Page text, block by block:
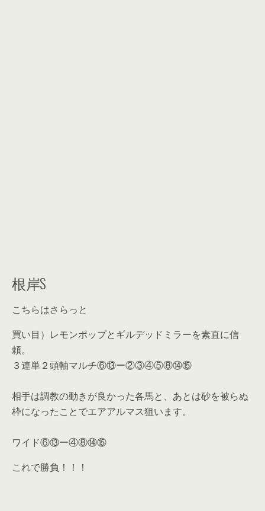
根岸S
こちらはさらっと
買い目）レモンポップとギルデッドミラーを素直に信
頼。
３連単２頭軸マルチ⑥⑬ー②③④⑤⑧⑭⑮
相手は調教の動きが良かった各馬と、あとは砂を被らぬ
枠になったことでエアアルマス狙います。
ワイド⑥⑬ー④⑧⑭⑮
これで勝負！！！